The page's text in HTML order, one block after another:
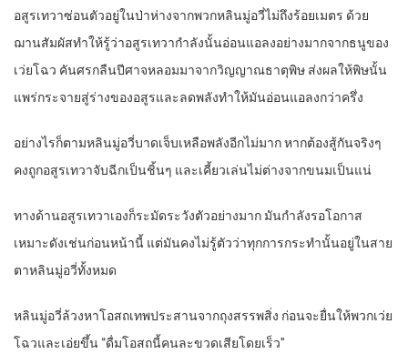
อสูรเทวาซ่อนตัวอยู่ในป่าห่างจากพวกหลินมู่อวี่ไม่ถึงร้อยเมตร ด้วย
ฌานสัมผัสทำให้รู้ว่าอสูรเทวากำลังนั้นอ่อนแอลงอย่างมากจากธนูของ
เว่ยโฉว คันศรกลืนปีศาจหลอมมาจากวิญญาณธาตุพิษ ส่งผลให้พิษนั้น
แพร่กระจายสู่ร่างของอสูรและลดพลังทำให้มันอ่อนแอลงกว่าครึ่ง
อย่างไรก็ตามหลินมู่อวี่บาดเจ็บเหลือพลังอีกไม่มาก หากต้องสู้กันจริงๆ
คงถูกอสูรเทวาจับฉีกเป็นชิ้นๆ และเคี้ยวเล่นไม่ต่างจากขนมเป็นแน่
ทางด้านอสูรเทวาเองก็ระมัดระวังตัวอย่างมาก มันกำลังรอโอกาส
เหมาะดังเช่นก่อนหน้านี้ แต่มันคงไม่รู้ตัวว่าทุกการกระทำนั้นอยู่ในสาย
ตาหลินมู่อวี่ทั้งหมด
หลินมู่อวี่ล้วงหาโอสถเทพประสานจากถุงสรรพสิ่ง ก่อนจะยื่นให้พวกเว่ย
โฉวและเอ่ยขึ้น “ดื่มโอสถนี้คนละขวดเสียโดยเร็ว”